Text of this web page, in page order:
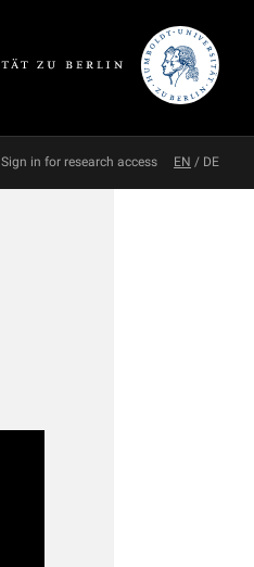
Sign in for research access EN / DE